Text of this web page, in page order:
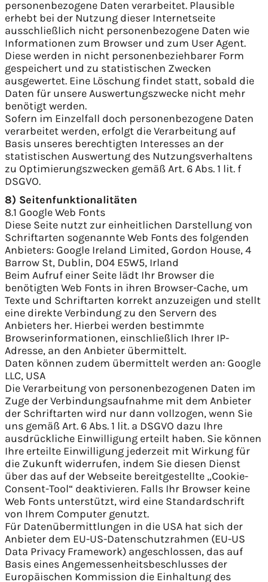
personenbezogene Daten verarbeitet. Plausible
erhebt bei der Nutzung dieser Internetseite
ausschließlich nicht personenbezogene Daten wie
Informationen zum Browser und zum User Agent.
Diese werden in nicht personenbeziehbarer Form
gespeichert und zu statistischen Zwecken
ausgewertet. Eine Löschung findet statt, sobald die
Daten für unsere Auswertungszwecke nicht mehr
benötigt werden.
Sofern im Einzelfall doch personenbezogene Daten
verarbeitet werden, erfolgt die Verarbeitung auf
Basis unseres berechtigten Interesses an der
statistischen Auswertung des Nutzungsverhaltens
zu Optimierungszwecken gemäß Art. 6 Abs. 1 lit. f
DSGVO.
8) Seitenfunktionalitäten
8.1 Google Web Fonts
Diese Seite nutzt zur einheitlichen Darstellung von
Schriftarten sogenannte Web Fonts des folgenden
Anbieters: Google Ireland Limited, Gordon House, 4
Barrow St, Dublin, D04 E5W5, Irland
Beim Aufruf einer Seite lädt Ihr Browser die
benötigten Web Fonts in ihren Browser-Cache, um
Texte und Schriftarten korrekt anzuzeigen und stellt
eine direkte Verbindung zu den Servern des
Anbieters her. Hierbei werden bestimmte
Browserinformationen, einschließlich Ihrer IP-
Adresse, an den Anbieter übermittelt.
Daten können zudem übermittelt werden an: Google
LLC, USA
Die Verarbeitung von personenbezogenen Daten im
Zuge der Verbindungsaufnahme mit dem Anbieter
der Schriftarten wird nur dann vollzogen, wenn Sie
uns gemäß Art. 6 Abs. 1 lit. a DSGVO dazu Ihre
ausdrückliche Einwilligung erteilt haben. Sie können
Ihre erteilte Einwilligung jederzeit mit Wirkung für
die Zukunft widerrufen, indem Sie diesen Dienst
über das auf der Webseite bereitgestellte „Cookie-
Consent-Tool“ deaktivieren. Falls Ihr Browser keine
Web Fonts unterstützt, wird eine Standardschrift
von Ihrem Computer genutzt.
Für Datenübermittlungen in die USA hat sich der
Anbieter dem EU-US-Datenschutzrahmen (EU-US
Data Privacy Framework) angeschlossen, das auf
Basis eines Angemessenheitsbeschlusses der
Europäischen Kommission die Einhaltung des